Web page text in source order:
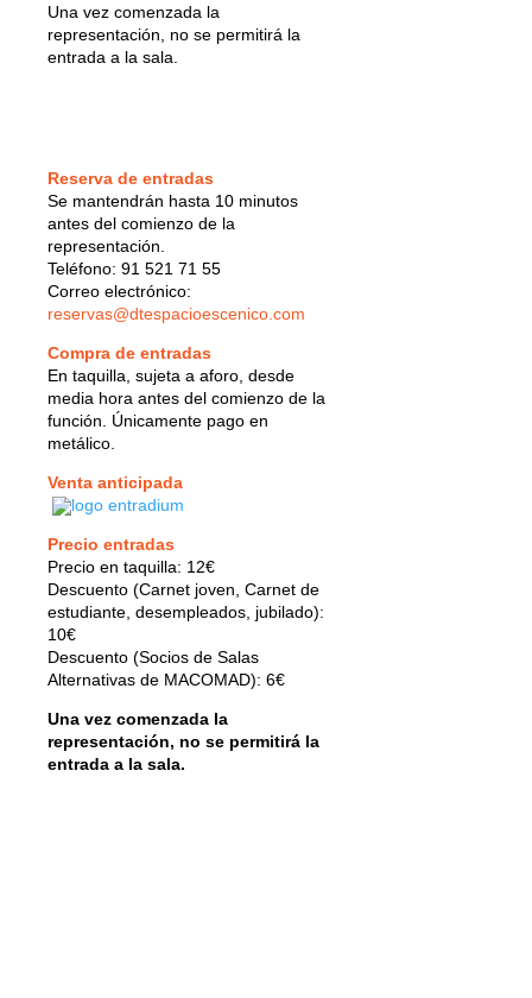
Una vez comenzada la
representación, no se permitirá la
entrada a la sala.
Reserva de entradas
Se mantendrán hasta 10 minutos
antes del comienzo de la
representación.
Teléfono: 91 521 71 55
Correo electrónico:
reservas@dtespacioescenico.com
Compra de entradas
En taquilla, sujeta a aforo, desde
media hora antes del comienzo de la
función. Únicamente pago en
metálico.
Venta anticipada
Precio entradas
Precio en taquilla: 12€
Descuento (Carnet joven, Carnet de
estudiante, desempleados, jubilado):
10€
Descuento (Socios de Salas
Alternativas de MACOMAD): 6€
Una vez comenzada la
representación, no se permitirá la
entrada a la sala.